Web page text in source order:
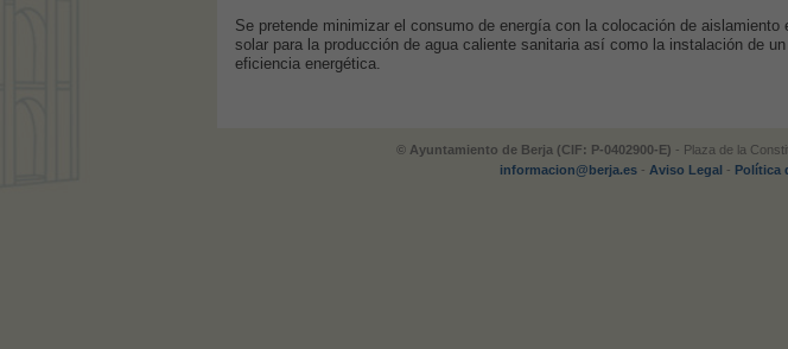
Se pretende minimizar el consumo de energía con la colocación de
solar para la producción de agua caliente sanitaria así como la instalación de
eficiencia energética.
© Ayuntamiento de Berja (CIF: P-0402900-E) - Plaza de la
informacion@berja.es- Aviso Legal - Política